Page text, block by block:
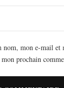
nom, mon e-mail et
prochain